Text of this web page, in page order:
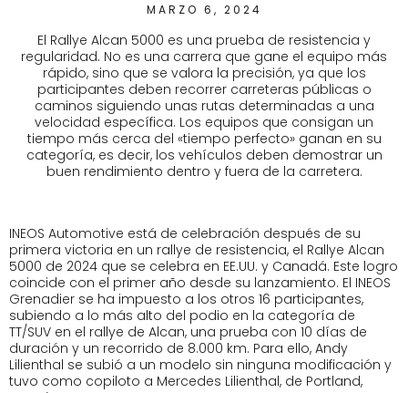
MARZO 6, 2024
El Rallye Alcan 5000 es una prueba de resistencia y
regularidad. No es una carrera que gane el equipo más
rápido, sino que se valora la precisión, ya que los
participantes deben recorrer carreteras públicas o
caminos siguiendo unas rutas determinadas a una
velocidad específica. Los equipos que consigan un
tiempo más cerca del «tiempo perfecto» ganan en su
categoría, es decir, los vehículos deben demostrar un
buen rendimiento dentro y fuera de la carretera.
INEOS Automotive está de celebración después de su
primera victoria en un rallye de resistencia, el Rallye Alcan
5000 de 2024 que se celebra en EE.UU. y Canadá. Este logro
coincide con el primer año desde su lanzamiento. El INEOS
Grenadier se ha impuesto a los otros 16 participantes,
subiendo a lo más alto del podio en la categoría de
TT/SUV en el rallye de Alcan, una prueba con 10 días de
duración y un recorrido de 8.000 km. Para ello, Andy
Lilienthal se subió a un modelo sin ninguna modificación y
tuvo como copiloto a Mercedes Lilienthal, de Portland,